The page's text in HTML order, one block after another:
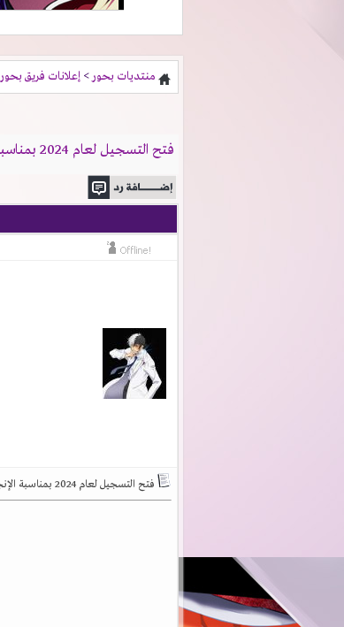
منتديات بحور > إعلانات فريق بحور
فتح التسجيل لعام 2024 بمناسبة الإنجاز الجديد
فتح التسجيل لعام 2024 بمناسبة الإنجاز الجديد